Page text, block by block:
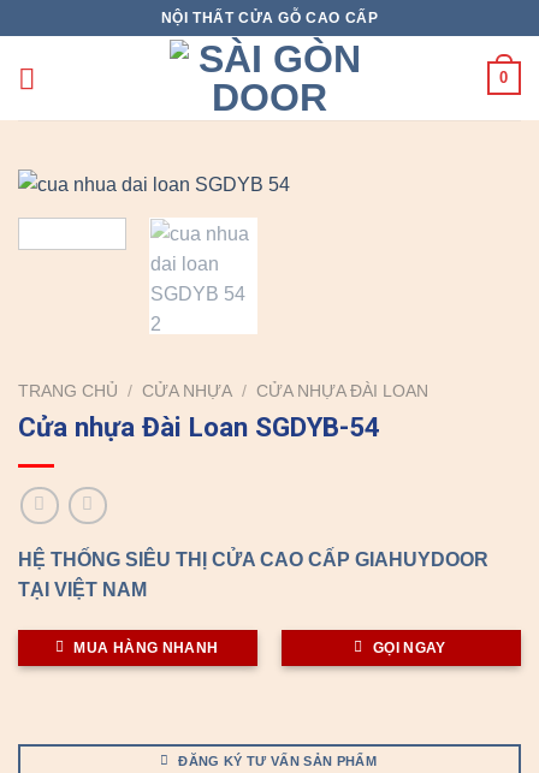
content
NỘI THẤT CỬA GỖ CAO CẤP
0
TRANG CHỦ / CỬA NHỰA / CỬA NHỰA ĐÀI LOAN
Cửa nhựa Đài Loan SGDYB-54
HỆ THỐNG SIÊU THỊ CỬA CAO CẤP GIAHUYDOOR
TẠI VIỆT NAM
MUA HÀNG NHANH GỌI NGAY
ĐĂNG KÝ TƯ VẤN SẢN PHẨM